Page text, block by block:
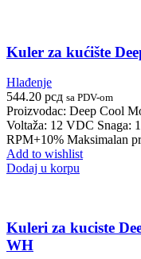
Kuler za kućište
Hlađenje
544.20 рсд sa PDV-om
Proizvodac: Deep Cool
Voltaža: 12 VDC Snaga:
RPM+10% Maksimalan
Add to wishlist
Dodaj u korpu
Kuleri za kuciste
WH